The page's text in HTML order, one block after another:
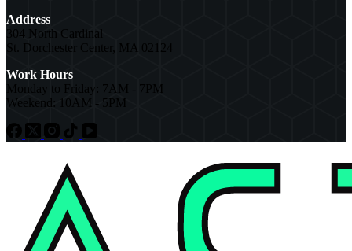
Address
304 North Cardinal
St. Dorchester Center, MA 02124
Work Hours
Monday to Friday: 7AM - 7PM
Weekend: 10AM - 5PM